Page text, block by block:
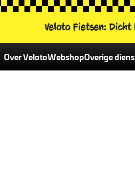
Veloto Fietsen: Dicht
Over Veloto
team
Webshop
Alle fietsen
Overige
Fietsverhuur